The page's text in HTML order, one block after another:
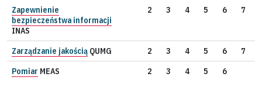
Zapewnienie
bezpieczeństwa informacji
INAS
2 3 4 5 6 7
Zarządzanie jakością QUMG 2 3 4 5 6
7
Pomiar MEAS 2 3 4 5 6